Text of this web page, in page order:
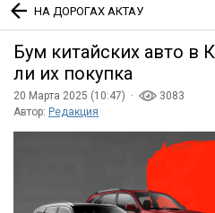
НА ДОРОГАХ АКТАУ
Бум китайских авто в
ли их покупка
20 Марта 2025 (10:47) ·
3083
Автор: Редакция